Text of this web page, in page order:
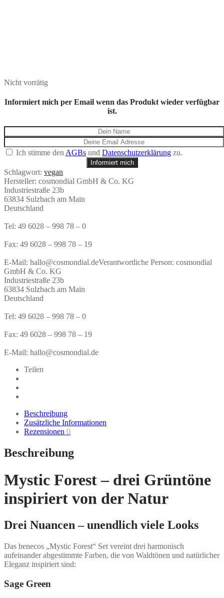
Nicht vorrätig
Informiert mich per Email wenn das Produkt wieder verfügbar
ist.
Ich stimme den AGBs und Datenschutzerklärung zu.
Informiert mich
Schlagwort: vegan
Hersteller: cosmondial GmbH & Co. KG
Industriestraße 23b
63834 Sulzbach am Main
Deutschland
Tel: 49 6028 – 998 78 – 0
Fax: 49 6028 – 998 78 – 19
E-Mail: hallo@cosmondial.deVerantwortliche Person: cosmondial
GmbH & Co. KG
Industriestraße 23b
63834 Sulzbach am Main
Deutschland
Tel: 49 6028 – 998 78 – 0
Fax: 49 6028 – 998 78 – 19
E-Mail: hallo@cosmondial.de
Teilen
Beschreibung
Zusätzliche Informationen
Rezensionen 0
Beschreibung
Mystic Forest – drei Grüntöne
inspiriert von der Natur
Drei Nuancen – unendlich viele Looks
Das benecos „Mystic Forest“ Set vereint drei harmonisch
aufeinander abgestimmte Farben, die von Waldtönen und natürlicher
Eleganz inspiriert sind:
Sage Green